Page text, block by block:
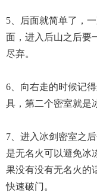
5、后面就简单了，
面，进入后山之后要
尽弃。
6、向右走的时候记
具，第二个密室就是
7、进入冰剑密室之
是无名火可以避免冰
果没有没有无名火的
快速破门。